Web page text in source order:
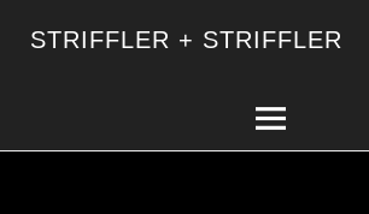
STRIFFLER + STRIFFLER